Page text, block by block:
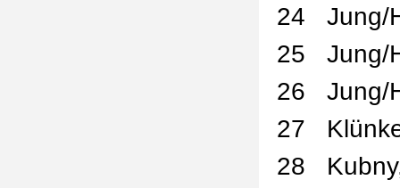
24
Jung/
25 Jung/
26 Jung/
27
28